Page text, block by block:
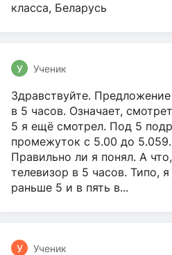
класса, Беларусь
У Ученик
Здравствуйте.
в 5 часов. Означает,
5 я ещё смотрел. Под 5
промежуток с 5.00 до
Правильно ли я понял. А
телевизор в 5 часов. Типо,
раньше 5 и в пять в...
У Ученик